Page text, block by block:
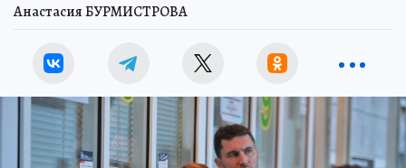
Анастасия БУРМИСТРОВА